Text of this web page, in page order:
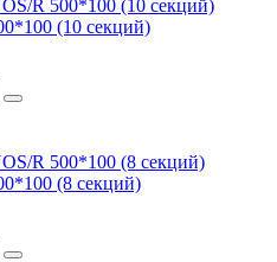
(10 секций)
(8 секций)